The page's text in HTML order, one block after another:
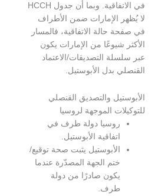
في الاتفاقية. وبما أن جدول HCCH
الإمارات ضمن الأطراف
الاتفاقية، فالمسار
من الإمارات يكون
التصديقات/الاعتماد
بدل الأبوستيل.
والتصديق القنصلي
الموجهة لروسيا
دولة طرف في
الأبوستيل.
يثبت صحة توقيع/
الجهة المصدّرة عندما
صادرًا من دولة